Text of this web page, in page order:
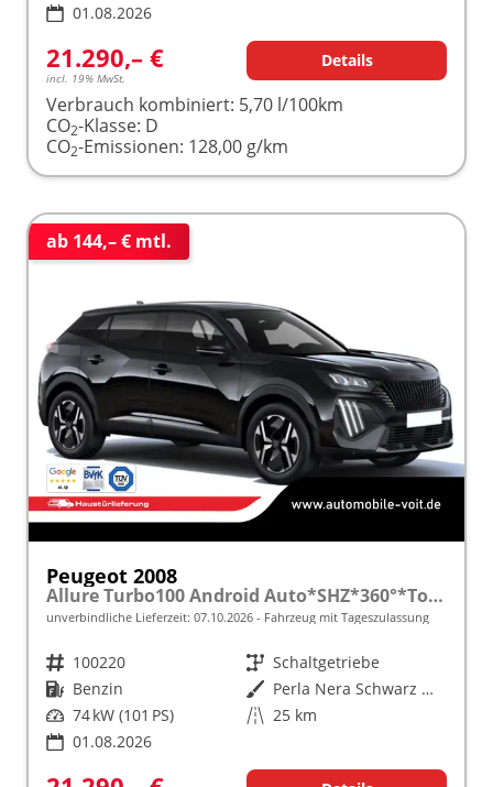
01.08.2026
21.290,– €
incl. 19% MwSt.
Details
Verbrauch kombiniert: 5,70 l/100km
CO2-Klasse: D
CO2-Emissionen: 128,00 g/km
ab 144,– € mtl.
Peugeot 2008
Allure Turbo100 Android Auto*SHZ*360°*Totwinkel*Klimaauto
unverbindliche Lieferzeit: 07.10.2026 Fahrzeug mit Tageszulassung
Fahrzeugnr. 100220 Getriebe Schaltgetriebe
Kraftstoff Benzin Außenfarbe
Perla Nera Schwarz Metallic
Leistung 74 kW (101 PS) Kilometerstand 25 km
01.08.2026